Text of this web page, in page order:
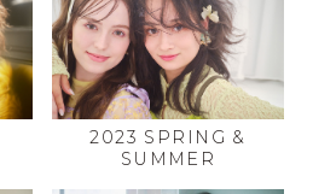
2023 SPRING &
SUMMER